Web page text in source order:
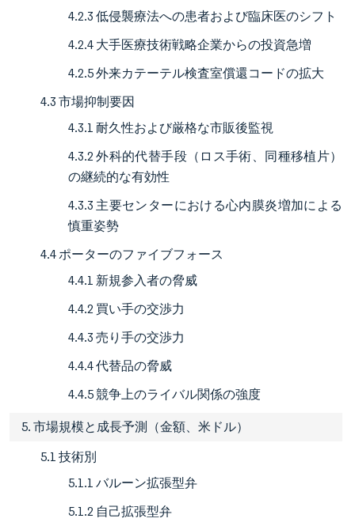
4.2.3 低侵襲療法への患者および臨床医のシフト
4.2.4 大手医療技術戦略企業からの投資急増
4.2.5 外来カテーテル検査室償還コードの拡大
4.3 市場抑制要因
4.3.1 耐久性および厳格な市販後監視
4.3.2 外科的代替手段（ロス手術、同種移植片）
の継続的な有効性
4.3.3 主要センターにおける心内膜炎増加による
慎重姿勢
4.4 ポーターのファイブフォース
4.4.1 新規参入者の脅威
4.4.2 買い手の交渉力
4.4.3 売り手の交渉力
4.4.4 代替品の脅威
4.4.5 競争上のライバル関係の強度
5. 市場規模と成長予測（金額、米ドル）
5.1 技術別
5.1.1 バルーン拡張型弁
5.1.2 自己拡張型弁